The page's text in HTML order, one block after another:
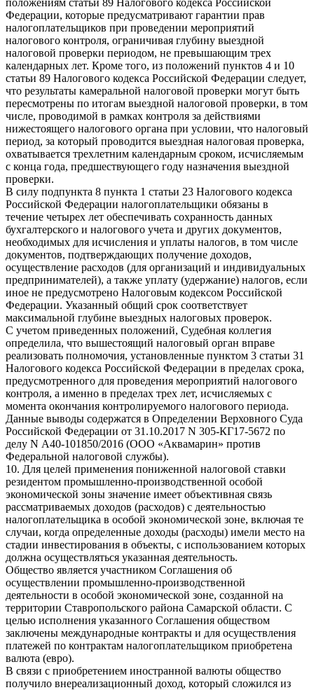
Федерации, которые предусматривают гарантии прав
налогоплательщиков при проведении мероприятий
налогового контроля, ограничивая глубину выездной
налоговой проверки периодом, не превышающим трех
календарных лет. Кроме того, из положений пунктов 4 и 10
статьи 89 Налогового кодекса Российской Федерации следует,
что результаты камеральной налоговой проверки могут быть
пересмотрены по итогам выездной налоговой проверки, в том
числе, проводимой в рамках контроля за действиями
нижестоящего налогового органа при условии, что налоговый
период, за который проводится выездная налоговая проверка,
охватывается трехлетним календарным сроком, исчисляемым
с конца года, предшествующего году назначения выездной
проверки.
В силу подпункта 8 пункта 1 статьи 23 Налогового кодекса
Российской Федерации налогоплательщики обязаны в
течение четырех лет обеспечивать сохранность данных
бухгалтерского и налогового учета и других документов,
необходимых для исчисления и уплаты налогов, в том числе
документов, подтверждающих получение доходов,
осуществление расходов (для организаций и индивидуальных
предпринимателей), а также уплату (удержание) налогов, если
иное не предусмотрено Налоговым кодексом Российской
Федерации. Указанный общий срок соответствует
максимальной глубине выездных налоговых проверок.
С учетом приведенных положений, Судебная коллегия
определила, что вышестоящий налоговый орган вправе
реализовать полномочия, установленные пунктом 3 статьи 31
Налогового кодекса Российской Федерации в пределах срока,
предусмотренного для проведения мероприятий налогового
контроля, а именно в пределах трех лет, исчисляемых с
момента окончания контролируемого налогового периода.
Данные выводы содержатся в Определении Верховного Суда
Российской Федерации от 31.10.2017 N 305-КГ17-5672 по
делу N А40-101850/2016 (ООО «Аквамарин» против
Федеральной налоговой службы).
10. Для целей применения пониженной налоговой ставки
резидентом промышленно-производственной особой
экономической зоны значение имеет объективная связь
рассматриваемых доходов (расходов) с деятельностью
налогоплательщика в особой экономической зоне, включая те
случаи, когда определенные доходы (расходы) имели место на
стадии инвестирования в объекты, с использованием которых
должна осуществляться указанная деятельность.
Общество является участником Соглашения об
осуществлении промышленно-производственной
деятельности в особой экономической зоне, созданной на
территории Ставропольского района Самарской области. С
целью исполнения указанного Соглашения обществом
заключены международные контракты и для осуществления
платежей по контрактам налогоплательщиком приобретена
валюта (евро).
В связи с приобретением иностранной валюты общество
получило внереализационный доход, который сложился из